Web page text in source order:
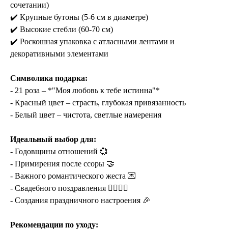
сочетании)
✔️ Крупные бутоны (5-6 см в диаметре)
✔️ Высокие стебли (60-70 см)
✔️ Роскошная упаковка с атласными лентами и
декоративными элементами
Символика подарка:
- 21 роза – *"Моя любовь к тебе истинна"*
- Красный цвет – страсть, глубокая привязанность
- Белый цвет – чистота, светлые намерения
Идеальный выбор для:
- Годовщины отношений 💞
- Примирения после ссоры 🤝
- Важного романтического жеста 💌
- Свадебного поздравления 👰‍♀️🤵‍♂️
- Создания праздничного настроения 🎉
Рекомендации по уходу: